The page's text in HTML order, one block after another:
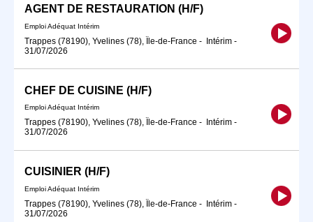
AGENT DE RESTAURATION (H/F)
Emploi Adéquat Intérim
Trappes (78190), Yvelines (78), Île-de-France - Intérim -
31/07/2026
CHEF DE CUISINE (H/F)
Emploi Adéquat Intérim
Trappes (78190), Yvelines (78), Île-de-France - Intérim -
31/07/2026
CUISINIER (H/F)
Emploi Adéquat Intérim
Trappes (78190), Yvelines (78), Île-de-France - Intérim -
31/07/2026